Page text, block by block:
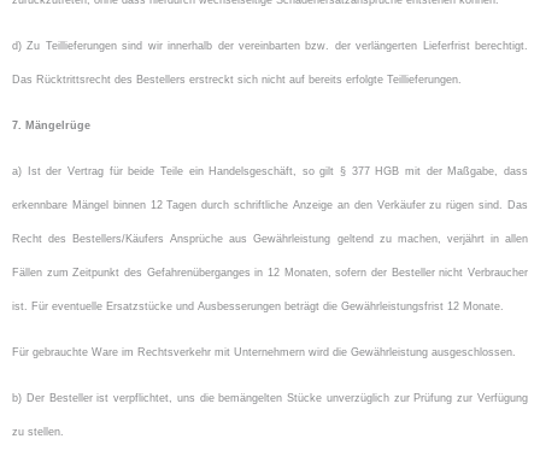
d) Zu Teillieferungen sind wir innerhalb der vereinbarten bzw. der verlängerten Lieferfrist berechtigt.
Das Rücktrittsrecht des Bestellers erstreckt sich nicht auf bereits erfolgte Teillieferungen.
7. Mängelrüge
a) Ist der Vertrag für beide Teile ein Handelsgeschäft, so gilt § 377 HGB mit der Maßgabe, dass
erkennbare Mängel binnen 12 Tagen durch schriftliche Anzeige an den Verkäufer zu rügen sind. Das
Recht des Bestellers/Käufers Ansprüche aus Gewährleistung geltend zu machen, verjährt in allen
Fällen zum Zeitpunkt des Gefahrenüberganges in 12 Monaten, sofern der Besteller nicht Verbraucher
ist. Für eventuelle Ersatzstücke und Ausbesserungen beträgt die Gewährleistungsfrist 12 Monate.
Für gebrauchte Ware im Rechtsverkehr mit Unternehmern wird die Gewährleistung ausgeschlossen.
b) Der Besteller ist verpflichtet, uns die bemängelten Stücke unverzüglich zur Prüfung zur Verfügung
zu stellen.